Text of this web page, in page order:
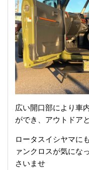
広い開口部により車
ができ、アウトドア
ロータスイシヤマに
ァンクロスが気にな
さいませ